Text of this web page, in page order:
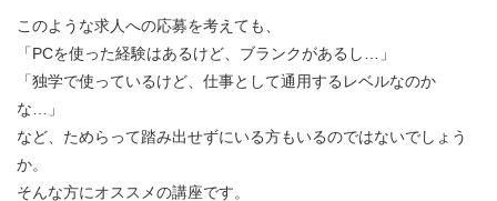
このような求人への応募を考えても、
「PCを使った経験はあるけど、ブランクがあるし…」
「独学で使っているけど、仕事として通用するレベルなのか
な…」
など、ためらって踏み出せずにいる方もいるのではないでしょう
か。
そんな方にオススメの講座です。